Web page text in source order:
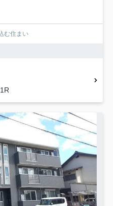
む住まい